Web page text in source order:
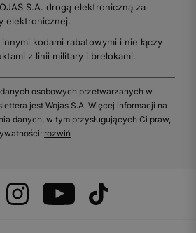
S.A. drogą elektroniczną za
elektronicznej.
kodami rabatowymi i nie łączy
z linii military i brelokami.
osobowych przetwarzanych w
jest Wojas S.A. Więcej informacji na
danych, w tym przysługujących Ci praw,
rozwiń